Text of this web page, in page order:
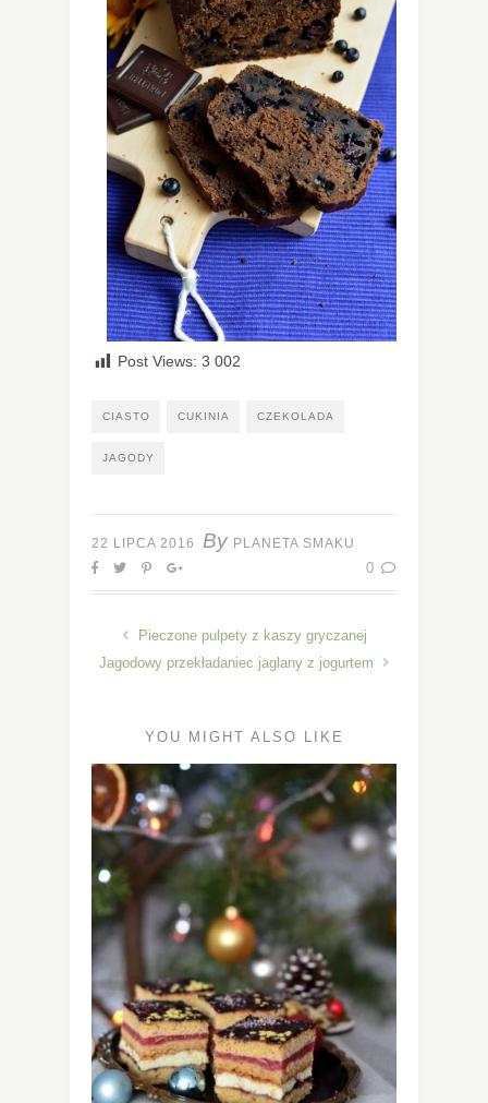
Post Views: 3 002
CIASTO CUKINIA CZEKOLADA
JAGODY
22 LIPCA 2016 By PLANETA SMAKU
0
Pieczone pulpety z kaszy gryczanej
Jagodowy przekładaniec jaglany z jogurtem
YOU MIGHT ALSO LIKE